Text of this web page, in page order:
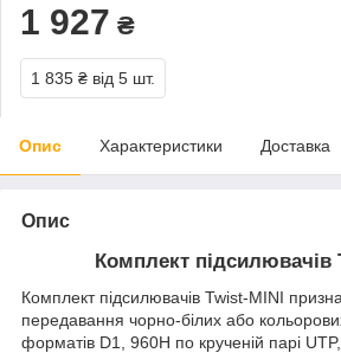
1 927 ₴
1 835 ₴ від 5 шт.
Опис Характеристики Доставка
Опис
Комплект підсилювачів
Комплект підсилювачів Twist-MINI
передавання чорно-білих або
форматів D1, 960H по крученій парі